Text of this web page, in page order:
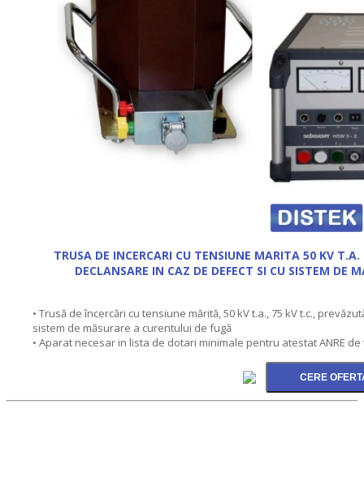
TRUSA DE INCERCARI CU TENSIUNE MARITA 50 KV
DECLANSARE IN CAZ DE DEFECT SI CU SISTEM DE
• Trusă de încercări cu tensiune mărită, 50 kV t.a., 75 kV t.c.,
sistem de măsurare a curentului de fugă
• Aparat necesar in lista de dotari minimale pentru atestat ANRE de